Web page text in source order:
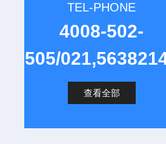
TEL-PHONE
4008-502-
505/
查看全部